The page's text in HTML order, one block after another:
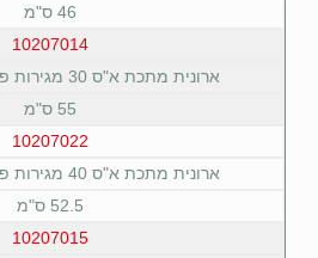
46 ס"מ
10207014
ארונית מתכת א"ס 30 מגירות פלסטיק שחור א"ס
55 ס"מ
10207022
ארונית מתכת א"ס 40 מגירות פלסטיק שחור א"ס
52.5 ס"מ
10207015